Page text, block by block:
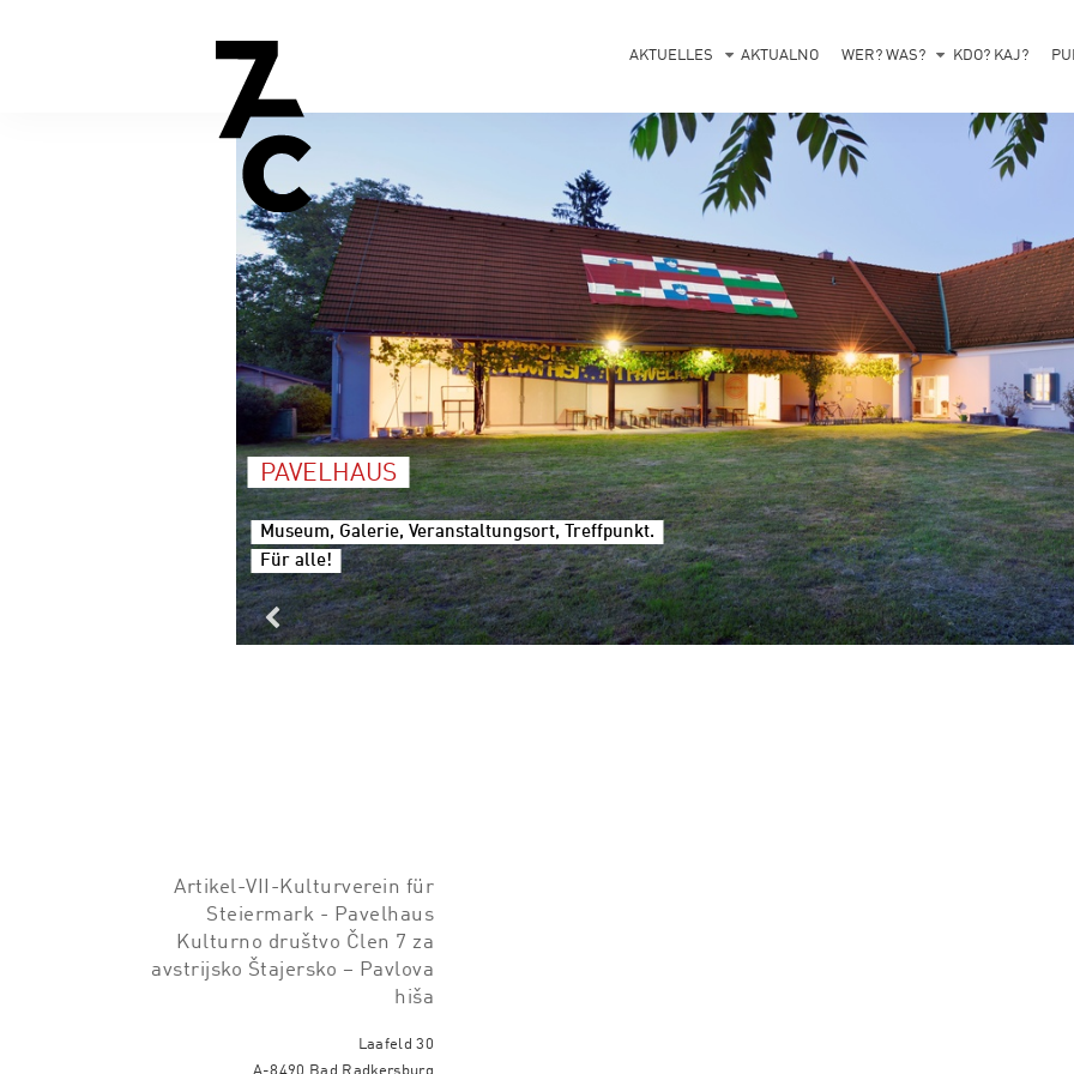
AKTUELLES AKTUALNO WER? WAS? KDO? KAJ?
PAVELHAUS
Museum, Galerie, Veranstaltungsort, Treffpunkt.
Für alle!
Artikel-VII-Kulturverein für
Steiermark - Pavelhaus
Kulturno društvo Člen 7 za
avstrijsko Štajersko – Pavlova
hiša
Laafeld 30
A-8490 Bad Radkersburg